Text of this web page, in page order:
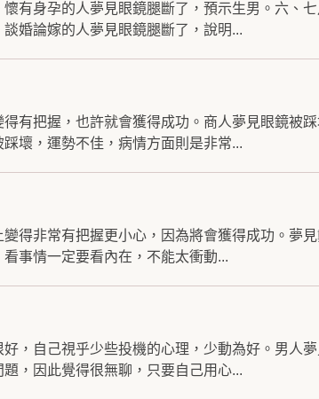
有身孕的人夢見眼鏡腿斷了，預示生男。六、七
婚論嫁的人夢見眼鏡腿斷了，說明...
有把握，也許就會獲得成功。商人夢見眼鏡被
壞，運勢不佳，病情方面則是非常...
得非常有把握更小心，因為將會獲得成功。夢
事情一定要看內在，不能太衝動...
，自己視乎少些投機的心理，少動為好。男人
，因此覺得很無聊，只要自己用心...